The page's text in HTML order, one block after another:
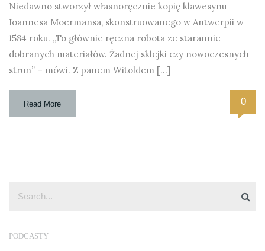
Niedawno stworzył własnoręcznie kopię klawesynu
Ioannesa Moermansa, skonstruowanego w Antwerpii w
1584 roku. „To głównie ręczna robota ze starannie
dobranych materiałów. Żadnej sklejki czy nowoczesnych
strun” – mówi. Z panem Witoldem […]
Read More 0
PODCASTY